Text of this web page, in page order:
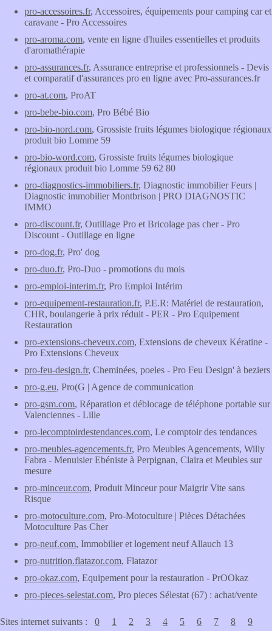
pro-accessoires.fr, Accessoires, équipements pour camping car et
caravane - Pro Accessoires
pro-aroma.com, vente en ligne d'huiles essentielles et produits
d'aromathérapie
pro-assurances.fr, Assurance entreprise et professionnels - Devis
et comparatif d'assurances pro en ligne avec Pro-assurances.fr
pro-at.com, ProAT
pro-bebe-bio.com, Pro Bébé Bio
pro-bio-nord.com, Grossiste fruits légumes biologique régionaux
produit bio Lomme 59
pro-bio-word.com, Grossiste fruits légumes biologique
régionaux produit bio Lomme 59 62 80
pro-diagnostics-immobiliers.fr, Diagnostic immobilier Feurs |
Diagnostic immobilier Montbrison | PRO DIAGNOSTIC
IMMO
pro-discount.fr, Outillage Pro et Bricolage pas cher - Pro
Discount - Outillage en ligne
pro-dog.fr, Pro' dog
pro-duo.fr, Pro-Duo - promotions du mois
pro-emploi-interim.fr, Pro Emploi Intérim
pro-equipement-restauration.fr, P.E.R: Matériel de restauration,
CHR, boulangerie à prix réduit - PER - Pro Equipement
Restauration
pro-extensions-cheveux.com, Extensions de cheveux Kératine -
Pro Extensions Cheveux
pro-feu-design.fr, Cheminées, poeles - Pro Feu Design' à beziers
pro-g.eu, Pro(G | Agence de communication
pro-gsm.com, Réparation et déblocage de téléphone portable sur
Valenciennes - Lille
pro-lecomptoirdestendances.com, Le comptoir des tendances
pro-meubles-agencements.fr, Pro Meubles Agencements, Willy
Fabra - Menuisier Ebéniste à Perpignan, Claira et Meubles sur
mesure
pro-minceur.com, Produit Minceur pour Maigrir Vite sans
Risque
pro-motoculture.com, Pro-Motoculture | Pièces Détachées
Motoculture Pas Cher
pro-neuf.com, Immobilier et logement neuf Allauch 13
pro-nutrition.flatazor.com, Flatazor
pro-okaz.com, Equipement pour la restauration - PrOOkaz
pro-pieces-selestat.com, Pro pieces Sélestat (67) : achat/vente
Sites internet suivants : 0 1 2 3 4 5 6 7 8 9